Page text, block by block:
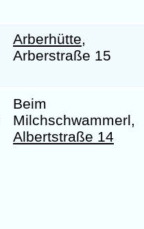
Arberhütte,
Arberstraße 15
Beim
Milchschwammerl,
Albertstraße 14